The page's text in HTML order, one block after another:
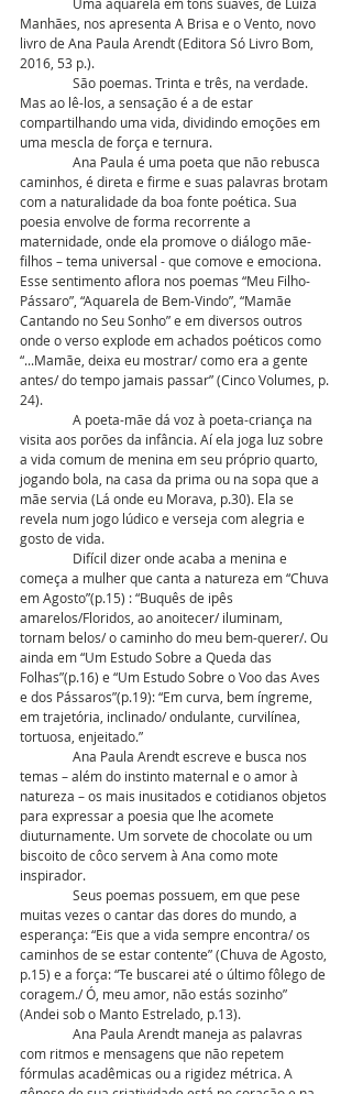
Manhães, nos apresenta A Brisa e o Vento, novo
livro de Ana Paula Arendt (Editora Só Livro Bom,
2016, 53 p.).
Mas ao lê-los, a sensação é a de estar
compartilhando uma vida, dividindo emoções em
uma mescla de força e ternura.
caminhos, é direta e firme e suas palavras brotam
com a naturalidade da boa fonte poética. Sua
poesia envolve de forma recorrente a
maternidade, onde ela promove o diálogo mãe-
filhos – tema universal - que comove e emociona.
Esse sentimento aflora nos poemas “Meu Filho-
Pássaro”, “Aquarela de Bem-Vindo”, “Mamãe
Cantando no Seu Sonho” e em diversos outros
onde o verso explode em achados poéticos como
“...Mamãe, deixa eu mostrar/ como era a gente
antes/ do tempo jamais passar” (Cinco Volumes, p.
24).
visita aos porões da infância. Aí ela joga luz sobre
a vida comum de menina em seu próprio quarto,
jogando bola, na casa da prima ou na sopa que a
mãe servia (Lá onde eu Morava, p.30). Ela se
revela num jogo lúdico e verseja com alegria e
gosto de vida.
começa a mulher que canta a natureza em “Chuva
em Agosto”(p.15) : “Buquês de ipês
amarelos/Floridos, ao anoitecer/ iluminam,
tornam belos/ o caminho do meu bem-querer/. Ou
ainda em “Um Estudo Sobre a Queda das
Folhas”(p.16) e “Um Estudo Sobre o Voo das Aves
e dos Pássaros”(p.19): “Em curva, bem íngreme,
em trajetória, inclinado/ ondulante, curvilínea,
tortuosa, enjeitado.”
temas – além do instinto maternal e o amor à
natureza – os mais inusitados e cotidianos objetos
para expressar a poesia que lhe acomete
diuturnamente. Um sorvete de chocolate ou um
biscoito de côco servem à Ana como mote
inspirador.
muitas vezes o cantar das dores do mundo, a
esperança: “Eis que a vida sempre encontra/ os
caminhos de se estar contente” (Chuva de Agosto,
p.15) e a força: “Te buscarei até o último fôlego de
coragem./ Ó, meu amor, não estás sozinho”
(Andei sob o Manto Estrelado, p.13).
com ritmos e mensagens que não repetem
fórmulas acadêmicas ou a rigidez métrica. A